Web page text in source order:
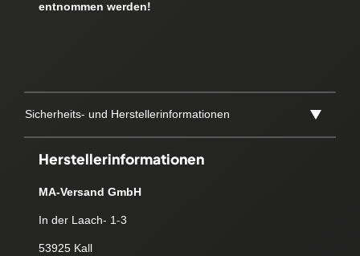
entnommen werden!
Sicherheits- und Herstellerinformationen
Herstellerinformationen
MA-Versand GmbH
In der Laach- 1-3
53925 Kall